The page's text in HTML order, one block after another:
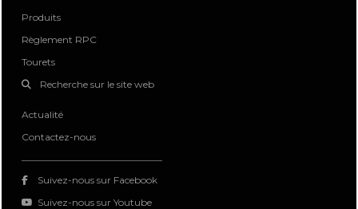
Produits
Règlement RPC
Tourets
Recherche sur le site web
Actualité
Contactez-nous
Suivez-nous sur Facebook
Suivez-nous sur Youtube